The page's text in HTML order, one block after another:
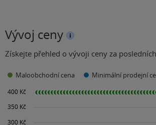
Vývoj ceny
Získejte přehled o vývoji ceny za
Maloobchodní cena Minimální prodejní